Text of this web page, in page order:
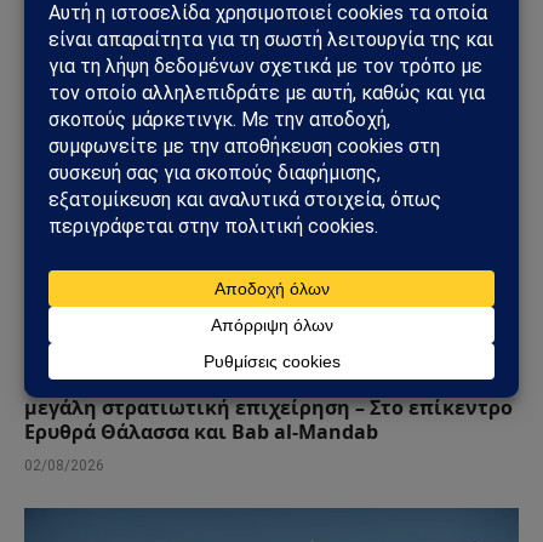
ΑΠΌΨΕΙΣ
Σαουδική Αραβία – Υεμένη: Το Ριάντ προετοιμάζει
μεγάλη στρατιωτική επιχείρηση – Στο επίκεντρο
Ερυθρά Θάλασσα και Bab al-Mandab
02/08/2026